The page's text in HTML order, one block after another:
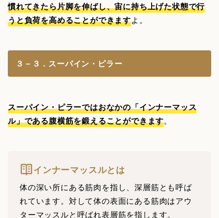
慣れてきたら片脚を伸ばし、宙に持ち上げた状態で行
うと負荷を高めることができますよ。
３－３．スーパイン・ピラー
スーパイン・ピラーではおなかの「インナーマッス
ル」である腹横筋を鍛えることができます。
インナーマッスルとは
体の深い所にある筋肉を指し、深層筋とも呼ば
れています。対して体の表面にある筋肉はアウ
ターマッスルと呼ばれ表層筋を指します。